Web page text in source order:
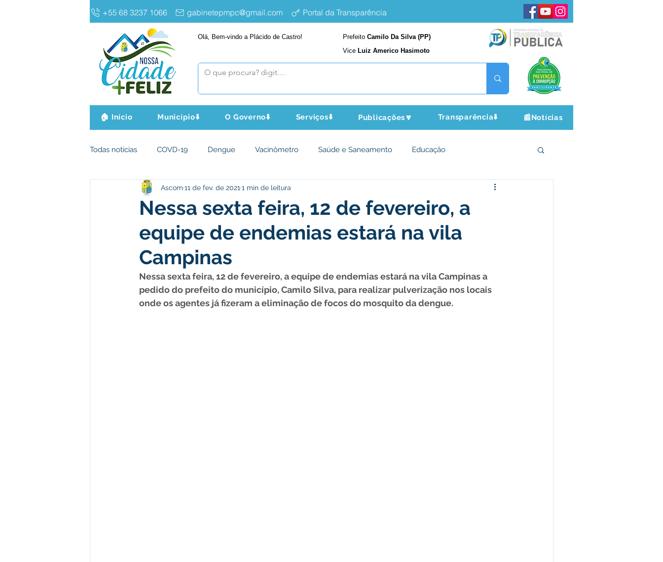
+55 68 3237 1066 gabinetepmpc@gmail.com Portal da Transparência
Olá, Bem-vindo a Plácido de Castro! Prefeito Camilo Da Silva (PP)
Vice Luiz Americo Hasimoto
🏠 Início Município⬇️ O Governo⬇️ Serviços⬇️ Publicações🔽 Transparência⬇️ 📰Notícias
Todas notícias COVD-19 Dengue Vacinômetro Saúde e Saneamento Educação
Infraestrutura e Obras Agricultura e Meio Ambiente
Administração e Finanças Institucional e Governo Políticas Públicas Nota de Pesar
Datas Comemorativas
Defesa Civil Emenda Parlamentar Licitações Esporte Meio Ambiente Saúde
Nessa sexta feira, 12 de fevereiro, a
equipe de endemias estará na vila
Campinas
Ascom 11 de fev. de 2021 1 min de leitura
Nessa sexta feira, 12 de fevereiro, a equipe de endemias estará na vila Campinas a
pedido do prefeito do município, Camilo Silva, para realizar pulverização nos locais
onde os agentes já fizeram a eliminação de focos do mosquito da dengue.